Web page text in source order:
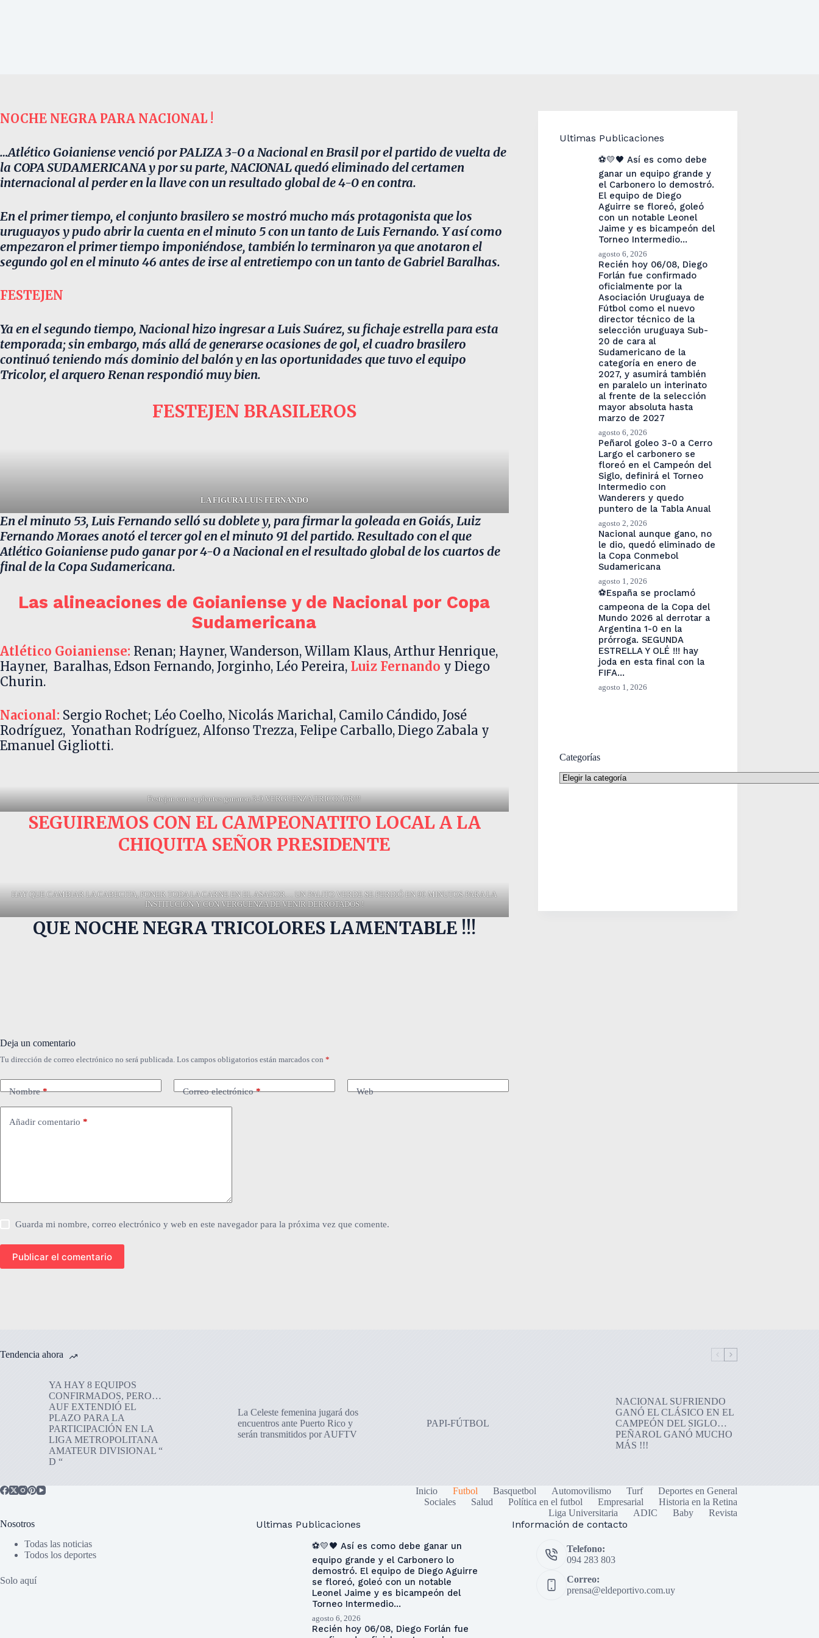
NOCHE NEGRA PARA NACIONAL !
…Atlético Goianiense venció por PALIZA 3-0 a Nacional en Brasil por el partido de vuelta de
la COPA SUDAMERICANA y por su parte, NACIONAL quedó eliminado del certamen
internacional al perder en la llave con un resultado global de 4-0 en contra.
En el primer tiempo, el conjunto brasilero se mostró mucho más protagonista que los
uruguayos y pudo abrir la cuenta en el minuto 5 con un tanto de Luis Fernando. Y así como
empezaron el primer tiempo imponiéndose, también lo terminaron ya que anotaron el
segundo gol en el minuto 46 antes de irse al entretiempo con un tanto de Gabriel Baralhas.
FESTEJEN
Ya en el segundo tiempo, Nacional hizo ingresar a Luis Suárez, su fichaje estrella para esta
temporada; sin embargo, más allá de generarse ocasiones de gol, el cuadro brasilero
continuó teniendo más dominio del balón y en las oportunidades que tuvo el equipo
Tricolor, el arquero Renan respondió muy bien.
FESTEJEN BRASILEROS
LA FIGURA LUIS FERNANDO
En el minuto 53, Luis Fernando selló su doblete y, para firmar la goleada en Goiás, Luiz
Fernando Moraes anotó el tercer gol en el minuto 91 del partido. Resultado con el que
Atlético Goianiense pudo ganar por 4-0 a Nacional en el resultado global de los cuartos de
final de la Copa Sudamericana.
Las alineaciones de Goianiense y de Nacional por Copa
Sudamericana
Atlético Goianiense: Renan; Hayner, Wanderson, Willam Klaus, Arthur Henrique,
Hayner, Baralhas, Edson Fernando, Jorginho, Léo Pereira, Luiz Fernando y Diego
Churin.
Nacional: Sergio Rochet; Léo Coelho, Nicolás Marichal, Camilo Cándido, José
Rodríguez, Yonathan Rodríguez, Alfonso Trezza, Felipe Carballo, Diego Zabala y
Emanuel Gigliotti.
Festejan con suplentes ganaron 3-0 VERGUENZA TRICOLOR!!!
SEGUIREMOS CON EL CAMPEONATITO LOCAL A LA
CHIQUITA SEÑOR PRESIDENTE
HAY QUE CAMBIAR LA CABECITA, PONER TODA LA CARNE EN EL ASADOR… UN PALITO VERDE SE PERDIÓ EN 90 MINUTOS PARA LA
INSTITUCIÓN Y CON VERGUENZA DE VENIR DERROTADOS !
QUE NOCHE NEGRA TRICOLORES LAMENTABLE !!!
Ultimas Publicaciones
⚽💛🖤 Así es como debe
ganar un equipo grande y
el Carbonero lo demostró.
El equipo de Diego
Aguirre se floreó, goleó
con un notable Leonel
Jaime y es bicampeón del
Torneo Intermedio…
agosto 6, 2026
Recién hoy 06/08, Diego
Forlán fue confirmado
oficialmente por la
Asociación Uruguaya de
Fútbol como el nuevo
director técnico de la
selección uruguaya Sub-
20 de cara al
Sudamericano de la
categoría en enero de
2027, y asumirá también
en paralelo un interinato
al frente de la selección
mayor absoluta hasta
marzo de 2027
agosto 6, 2026
Peñarol goleo 3-0 a Cerro
Largo el carbonero se
floreó en el Campeón del
Siglo, definirá el Torneo
Intermedio con
Wanderers y quedo
puntero de la Tabla Anual
agosto 2, 2026
Nacional aunque gano, no
le dio, quedó eliminado de
la Copa Conmebol
Sudamericana
agosto 1, 2026
⚽España se proclamó
campeona de la Copa del
Mundo 2026 al derrotar a
Argentina 1-0 en la
prórroga. SEGUNDA
ESTRELLA Y OLÉ !!! hay
joda en esta final con la
FIFA…
agosto 1, 2026
Categorías
Categorías
Deja un comentario
Tu dirección de correo electrónico no será publicada. Los campos obligatorios están marcados con *
Nombre* Correo electrónico* Web
Añadir comentario *
Guarda mi nombre, correo electrónico y web en este navegador para la próxima vez que comente.
Publicar el comentario
Tendencia ahora
YA HAY 8 EQUIPOS
CONFIRMADOS, PERO…
AUF EXTENDIÓ EL
PLAZO PARA LA
PARTICIPACIÓN EN LA
LIGA METROPOLITANA
AMATEUR DIVISIONAL “
D “
La Celeste femenina jugará dos
encuentros ante Puerto Rico y
serán transmitidos por AUFTV
PAPI-FÚTBOL
NACIONAL SUFRIENDO
GANÓ EL CLÁSICO EN EL
CAMPEÓN DEL SIGLO…
PEÑAROL GANÓ MUCHO
MÁS !!!
Inicio Futbol Basquetbol Automovilismo Turf
Deportes en General
Sociales
Salud Política en el futbol Empresarial
Historia en la Retina
Liga Universitaria
ADIC Baby
Revista
Nosotros
Todas las noticias
Todos los deportes
Solo aquí
Ultimas Publicaciones
⚽💛🖤 Así es como debe ganar un
equipo grande y el Carbonero lo
demostró. El equipo de Diego Aguirre
se floreó, goleó con un notable
Leonel Jaime y es bicampeón del
Torneo Intermedio…
agosto 6, 2026
Recién hoy 06/08, Diego Forlán fue
Información de contacto
Telefono:
094 283 803
Correo:
prensa@eldeportivo.com.uy